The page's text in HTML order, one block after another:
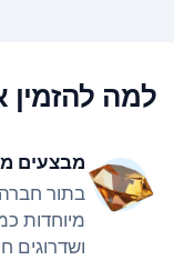
למה להזמין
מבצעים
בתור
מיוחדות
ושדרוגים